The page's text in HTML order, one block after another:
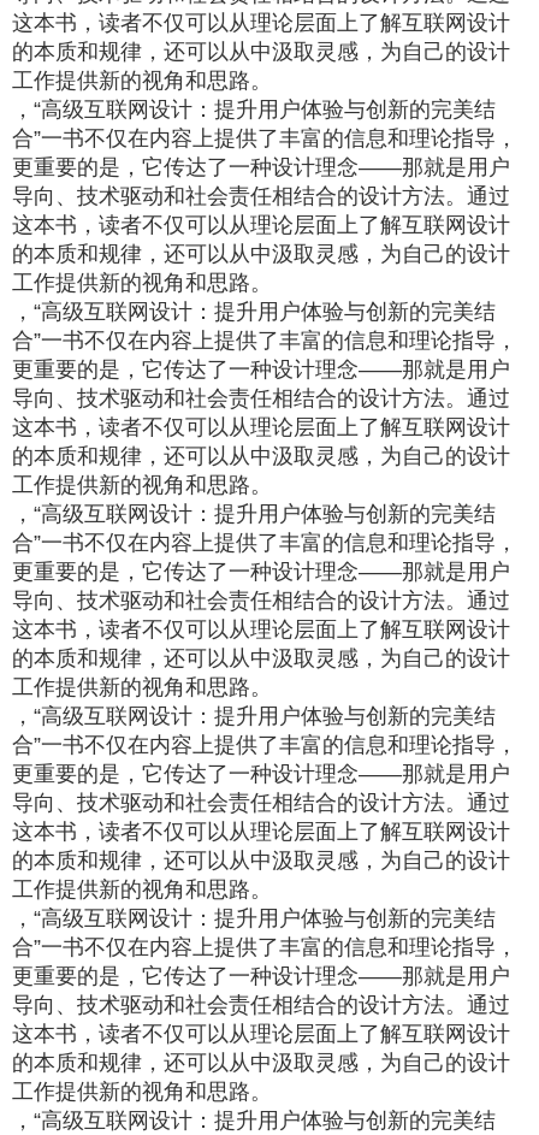
这本书，读者不仅可以从理论层面上了解互联网设计
的本质和规律，还可以从中汲取灵感，为自己的设计
工作提供新的视角和思路。
，“高级互联网设计：提升用户体验与创新的完美结
合”一书不仅在内容上提供了丰富的信息和理论指导，
更重要的是，它传达了一种设计理念——那就是用户
导向、技术驱动和社会责任相结合的设计方法。通过
这本书，读者不仅可以从理论层面上了解互联网设计
的本质和规律，还可以从中汲取灵感，为自己的设计
工作提供新的视角和思路。
，“高级互联网设计：提升用户体验与创新的完美结
合”一书不仅在内容上提供了丰富的信息和理论指导，
更重要的是，它传达了一种设计理念——那就是用户
导向、技术驱动和社会责任相结合的设计方法。通过
这本书，读者不仅可以从理论层面上了解互联网设计
的本质和规律，还可以从中汲取灵感，为自己的设计
工作提供新的视角和思路。
，“高级互联网设计：提升用户体验与创新的完美结
合”一书不仅在内容上提供了丰富的信息和理论指导，
更重要的是，它传达了一种设计理念——那就是用户
导向、技术驱动和社会责任相结合的设计方法。通过
这本书，读者不仅可以从理论层面上了解互联网设计
的本质和规律，还可以从中汲取灵感，为自己的设计
工作提供新的视角和思路。
，“高级互联网设计：提升用户体验与创新的完美结
合”一书不仅在内容上提供了丰富的信息和理论指导，
更重要的是，它传达了一种设计理念——那就是用户
导向、技术驱动和社会责任相结合的设计方法。通过
这本书，读者不仅可以从理论层面上了解互联网设计
的本质和规律，还可以从中汲取灵感，为自己的设计
工作提供新的视角和思路。
，“高级互联网设计：提升用户体验与创新的完美结
合”一书不仅在内容上提供了丰富的信息和理论指导，
更重要的是，它传达了一种设计理念——那就是用户
导向、技术驱动和社会责任相结合的设计方法。通过
这本书，读者不仅可以从理论层面上了解互联网设计
的本质和规律，还可以从中汲取灵感，为自己的设计
工作提供新的视角和思路。
，“高级互联网设计：提升用户体验与创新的完美结